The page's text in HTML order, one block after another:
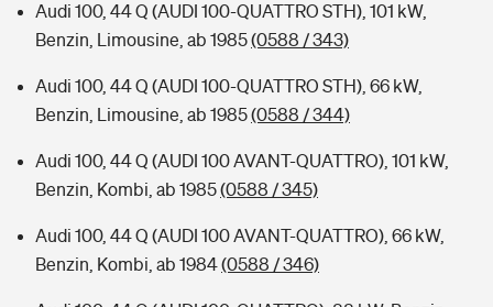
Audi 100, 44 Q (AUDI 100-QUATTRO STH), 101 kW,
Benzin, Limousine, ab 1985(0588 / 343)
Audi 100, 44 Q (AUDI 100-QUATTRO STH), 66 kW,
Benzin, Limousine, ab 1985(0588 / 344)
Audi 100, 44 Q (AUDI 100 AVANT-QUATTRO), 101 kW,
Benzin, Kombi, ab 1985(0588 / 345)
Audi 100, 44 Q (AUDI 100 AVANT-QUATTRO), 66 kW,
Benzin, Kombi, ab 1984(0588 / 346)